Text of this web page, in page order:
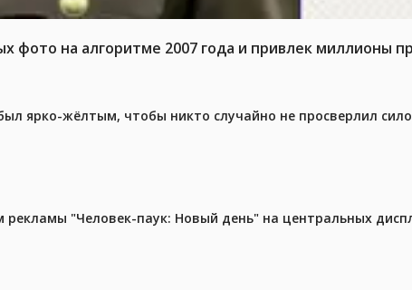
фото на алгоритме 2007 года и привлек миллионы
ярко-жёлтым, чтобы никто случайно не просверлил
"Человек-паук: Новый день" на центральных